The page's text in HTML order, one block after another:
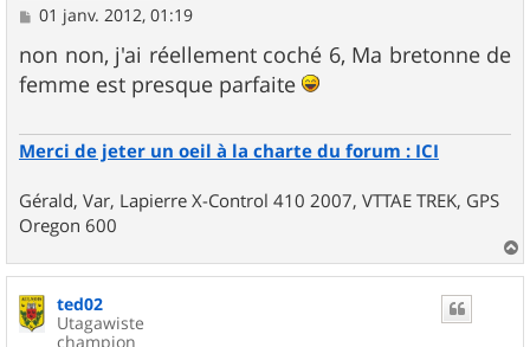
M
s
s
a
01 janv. 2012, 01:19
non non, j'ai réellement coché 6, Ma bretonne de
femme est presque parfaite
Merci de jeter un oeil à la charte du forum : ICI
Gérald, Var, Lapierre X-Control 410 2007, VTTAE TREK, GPS
Oregon 600
a
ted02
Utagawiste
champion